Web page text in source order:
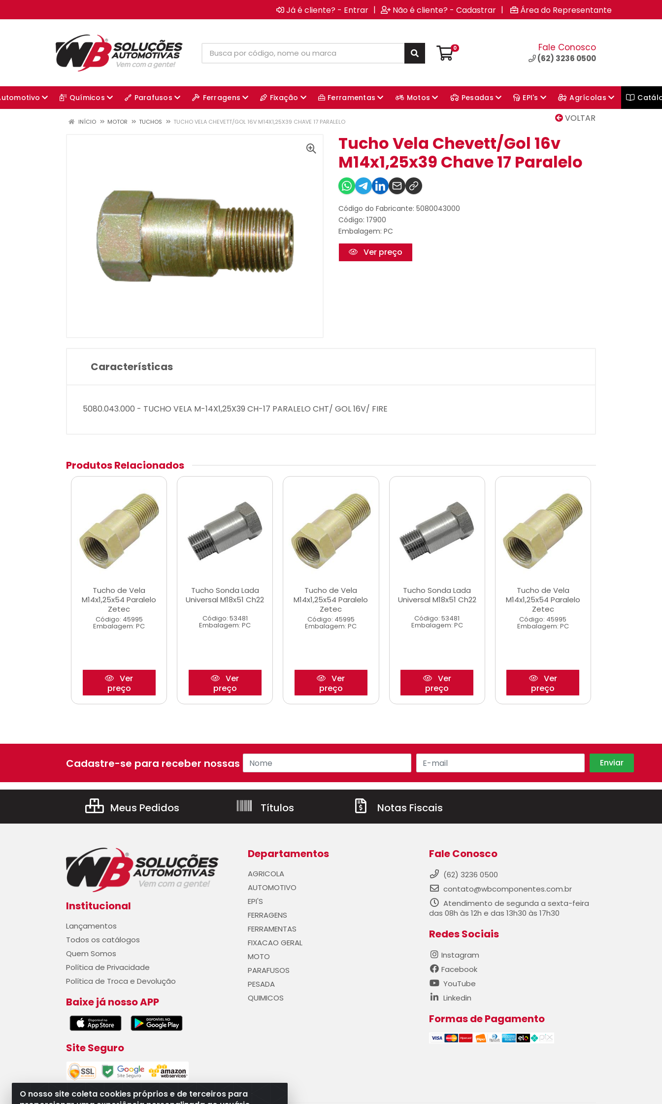
Já é cliente? - Entrar | Não é cliente? - Cadastrar | Área do Representante
0 Fale Conosco
(62) 3236 0500
Químicos Parafusos Ferragens Fixação Ferramentas Motos Pesadas EPI's Agrícolas
VOLTAR
INÍCIO MOTOR TUCHOS TUCHO VELA CHEVETT/GOL 16V M14X1,25X39 CHAVE 17 PARALELO
Tucho Vela Chevett/Gol 16v
M14x1,25x39 Chave 17 Paralelo
Código do Fabricante: 5080043000
Código: 17900
Embalagem: PC
Ver preço
Características
5080.043.000 - TUCHO VELA M-14X1,25X39 CH-17 PARALELO CHT/ GOL 16V/ FIRE
Produtos Relacionados
Tucho de Vela
M14x1,25x54 Paralelo
Zetec
Código: 45995
Embalagem: PC
Ver
preço
Tucho Sonda Lada
Universal M18x51 Ch22
Código: 53481
Embalagem: PC
Ver
preço
Tucho de Vela
M14x1,25x54 Paralelo
Zetec
Código: 45995
Embalagem: PC
Ver
preço
Tucho Sonda Lada
Universal M18x51 Ch22
Código: 53481
Embalagem: PC
Ver
preço
Tucho de Vela
M14x1,25x54 Paralelo
Zetec
Código: 45995
Embalagem: PC
Ver
preço
O nosso site coleta cookies próprios e de terceiros para
Cadastre-se para receber nossas ofertas!
Meus Pedidos Títulos Notas Fiscais
Institucional
Lançamentos
Todos os catálogos
Quem Somos
Política de Privacidade
Política de Troca e Devolução
Baixe já nosso APP
Site Seguro
Departamentos
AGRICOLA
AUTOMOTIVO
EPI'S
FERRAGENS
FERRAMENTAS
FIXACAO GERAL
MOTO
PARAFUSOS
PESADA
QUIMICOS
Fale Conosco
(62) 3236 0500
contato@wbcomponentes.com.br
Atendimento de segunda a sexta-feira
das 08h às 12h e das 13h30 às 17h30
Redes Sociais
Instagram
Facebook
YouTube
Linkedin
Formas de Pagamento